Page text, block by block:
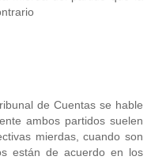
de Cuentas se hable
ambos partidos suelen
mierdas, cuando son
están de acuerdo en los